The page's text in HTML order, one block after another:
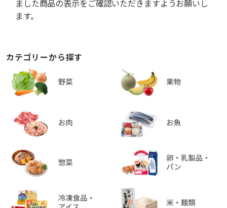
ました商品の表示をご確認いただきますようお願いし
ます。
カテゴリーから探す